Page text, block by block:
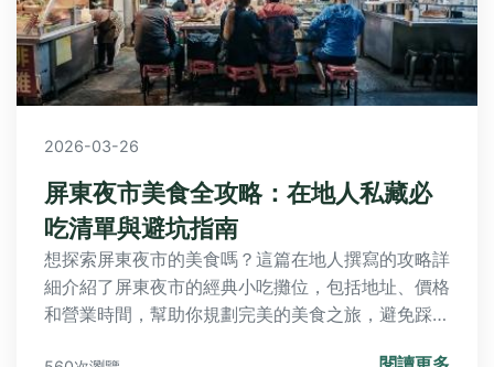
2026-03-26
屏東夜市美食全攻略：在地人私藏必
吃清單與避坑指南
想探索屏東夜市的美食嗎？這篇在地人撰寫的攻略詳
細介紹了屏東夜市的經典小吃攤位，包括地址、價格
和營業時間，幫助你規劃完美的美食之旅，避免踩